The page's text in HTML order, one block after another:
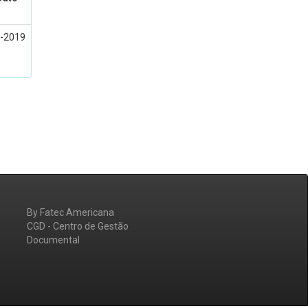
2019
By Fatec Americana
CGD - Centro de Gestão
Documental